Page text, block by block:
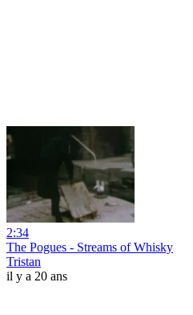
2:34
The Pogues - Streams of Whisky
Tristan
il y a 20 ans